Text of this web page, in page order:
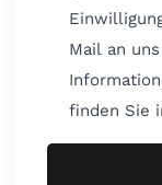
Mail an
finden Sie